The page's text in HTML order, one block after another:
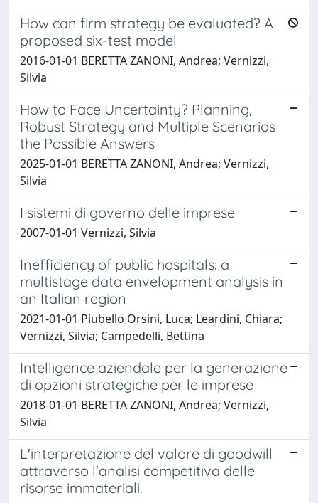
How can firm strategy be evaluated? A
proposed six-test model
2016-01-01 BERETTA ZANONI, Andrea; Vernizzi,
Silvia
How to Face Uncertainty? Planning,
Robust Strategy and Multiple Scenarios
the Possible Answers
2025-01-01 BERETTA ZANONI, Andrea; Vernizzi,
Silvia
I sistemi di governo delle imprese
2007-01-01 Vernizzi, Silvia
Inefficiency of public hospitals: a
multistage data envelopment analysis in
an Italian region
2021-01-01 Piubello Orsini, Luca; Leardini, Chiara;
Vernizzi, Silvia; Campedelli, Bettina
Intelligence aziendale per la generazione
di opzioni strategiche per le imprese
2018-01-01 BERETTA ZANONI, Andrea; Vernizzi,
Silvia
L'interpretazione del valore di goodwill
attraverso l'analisi competitiva delle
risorse immateriali.